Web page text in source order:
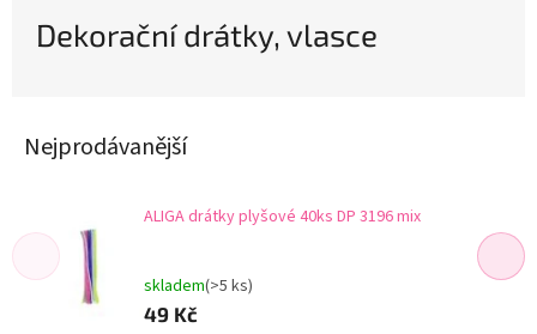
Dekorační drátky, vlasce
Nejprodávanější
ALIGA drátky plyšové 40ks DP 3196 mix
skladem(>5 ks)
49 Kč